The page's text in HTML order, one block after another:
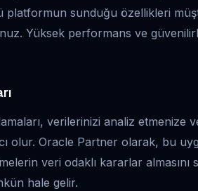
sunduğu özellikleri
Yüksek performans ve
verilerinizi analiz
olur. Oracle Partner olarak, bu
veri odaklı kararlar
hale gelir.